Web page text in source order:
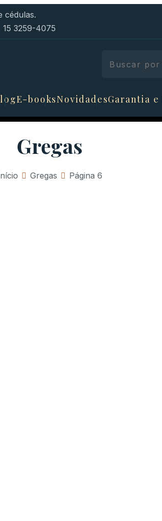
cédulas.
15 3259-4075
E-booksNovidadesGarantia
Gregas
» Gregas » Página 6